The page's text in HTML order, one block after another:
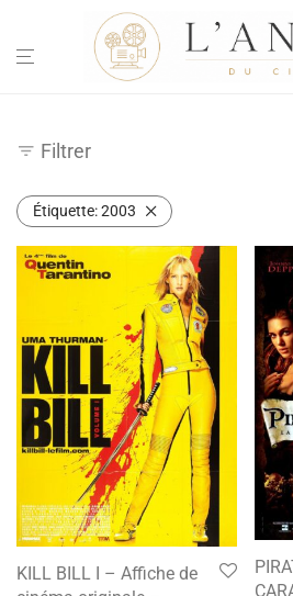
Filtrer
Étiquette:2003
KILL BILL I – Affiche de